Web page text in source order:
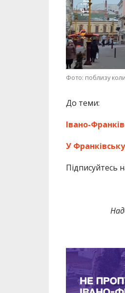
Фото: поблизу
До теми:
Івано-
У
Підписуйтесь